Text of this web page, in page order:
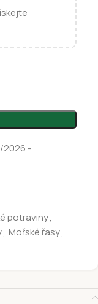
2026 -
potraviny,
, Mořské řasy,